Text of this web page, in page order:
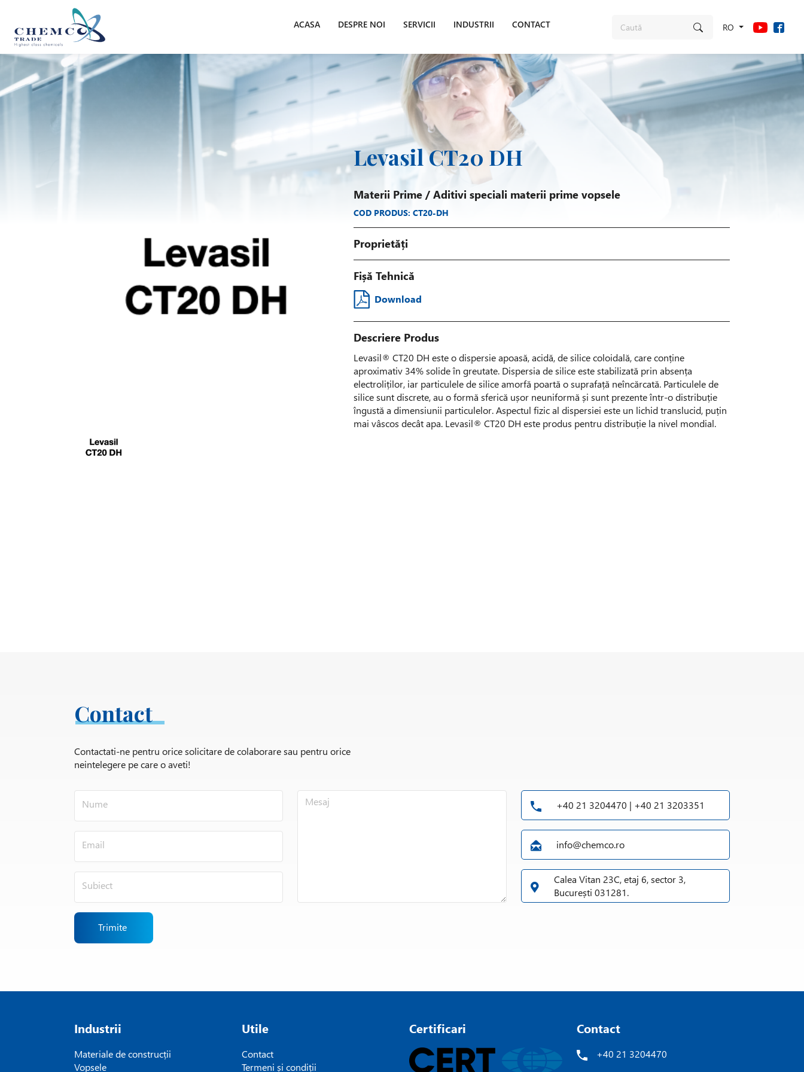
RO
ACASA DESPRE NOI SERVICII INDUSTRII CONTACT
Levasil CT20 DH
Materii Prime/ Aditivi speciali materii prime vopsele
COD PRODUS: CT20-DH
Proprietăți
Fișă Tehnică
Download
Descriere Produs
Levasil® CT20 DH este o dispersie apoasă, acidă, de silice coloidală, care conține
aproximativ 34% solide în greutate. Dispersia de silice este stabilizată prin absența
electroliților, iar particulele de silice amorfă poartă o suprafață neîncărcată. Particulele de
silice sunt discrete, au o formă sferică ușor neuniformă și sunt prezente într-o distribuție
îngustă a dimensiunii particulelor. Aspectul fizic al dispersiei este un lichid translucid, puțin
mai vâscos decât apa. Levasil® CT20 DH este produs pentru distribuție la nivel mondial.
Contact
Contactati-ne pentru orice solicitare de colaborare sau pentru orice
neintelegere pe care o aveti!
Trimite
+40 21 3204470 | +40 21 3203351
info@chemco.ro
Calea Vitan 23C, etaj 6, sector 3,
București 031281.
Industrii
Materiale de construcții
Vopsele
Utile
Contact
Termeni și condiții
Contact
+40 21 3204470
Certificari